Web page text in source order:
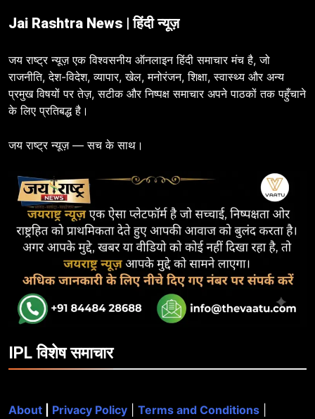
Jai Rashtra News | हिंदी न्यूज़
जय राष्ट्र न्यूज़ एक विश्वसनीय ऑनलाइन हिंदी समाचार मंच है, जो
राजनीति, देश-विदेश, व्यापार, खेल, मनोरंजन, शिक्षा, स्वास्थ्य और अन्य
प्रमुख विषयों पर तेज़, सटीक और निष्पक्ष समाचार अपने पाठकों तक पहुँचाने
के लिए प्रतिबद्ध है।
जय राष्ट्र न्यूज़ — सच के साथ।
IPL विशेष समाचार
About Privacy Policy Terms and Conditions